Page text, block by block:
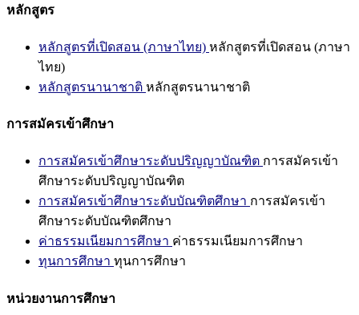
หลักสูตร
หลักสูตรที่เปิดสอน (ภาษาไทย) หลักสูตรที่เปิดสอน (ภาษา
ไทย)
หลักสูตรนานาชาติ หลักสูตรนานาชาติ
การสมัครเข้าศึกษา
การสมัครเข้าศึกษาระดับปริญญาบัณฑิต การสมัครเข้า
ศึกษาระดับปริญญาบัณฑิต
การสมัครเข้าศึกษาระดับบัณฑิตศึกษา การสมัครเข้า
ศึกษาระดับบัณฑิตศึกษา
ค่าธรรมเนียมการศึกษา ค่าธรรมเนียมการศึกษา
ทุนการศึกษา ทุนการศึกษา
หน่วยงานการศึกษา